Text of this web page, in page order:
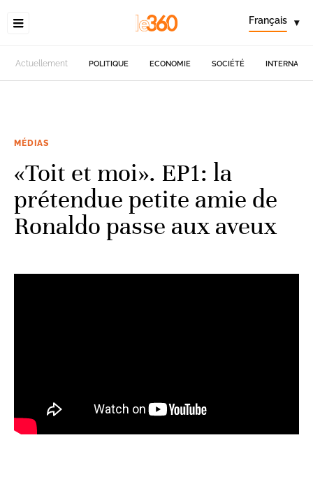
Français ▾
Actuellement POLITIQUE ECONOMIE SOCIÉTÉ
MÉDIAS
«Toit et moi». EP1: la
prétendue petite amie de
Ronaldo passe aux aveux